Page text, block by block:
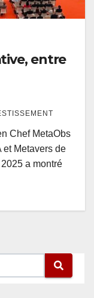
entre
Chef MetaObs
et Metavers de
a montré